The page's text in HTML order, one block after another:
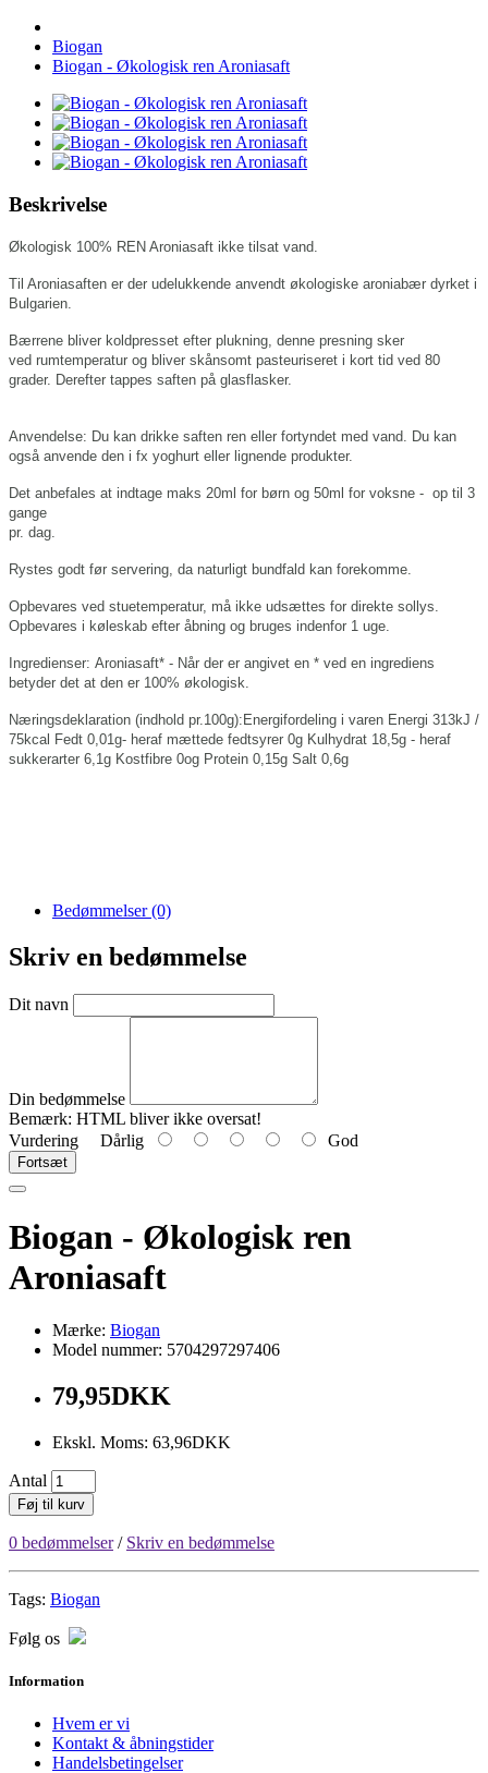
Biogan
Biogan - Økologisk ren Aroniasaft
Beskrivelse
Økologisk 100% REN Aroniasaft ikke tilsat vand.
Til Aroniasaften er der udelukkende anvendt økologiske aroniabær dyrket i
Bulgarien.
Bærrene bliver koldpresset efter plukning, denne presning sker
ved rumtemperatur og bliver skånsomt pasteuriseret i kort tid ved 80
grader. Derefter tappes saften på glasflasker.
Anvendelse: Du kan drikke saften ren eller fortyndet med vand. Du kan
også anvende den i fx yoghurt eller lignende produkter.
Det anbefales at indtage maks 20ml for børn og 50ml for voksne - op til 3
gange
pr. dag.
Rystes godt før servering, da naturligt bundfald kan forekomme.
Opbevares ved stuetemperatur, må ikke udsættes for direkte sollys.
Opbevares i køleskab efter åbning og bruges indenfor 1 uge.
Ingredienser: Aroniasaft* - Når der er angivet en * ved en ingrediens
betyder det at den er 100% økologisk.
Næringsdeklaration (indhold pr.100g):Energifordeling i varen Energi 313kJ /
75kcal Fedt 0,01g- heraf mættede fedtsyrer 0g Kulhydrat 18,5g - heraf
sukkerarter 6,1g Kostfibre 0og Protein 0,15g Salt 0,6g
Bedømmelser (0)
Skriv en bedømmelse
Dit navn
Din bedømmelse
Bemærk: HTML bliver ikke oversat!
Vurdering Dårlig God
Fortsæt
Biogan - Økologisk ren
Aroniasaft
Mærke: Biogan
Model nummer: 5704297297406
79,95DKK
Ekskl. Moms: 63,96DKK
Antal
Føj til kurv
0 bedømmelser/ Skriv en bedømmelse
Tags: Biogan
Følg os
Information
Hvem er vi
Kontakt & åbningstider
Handelsbetingelser